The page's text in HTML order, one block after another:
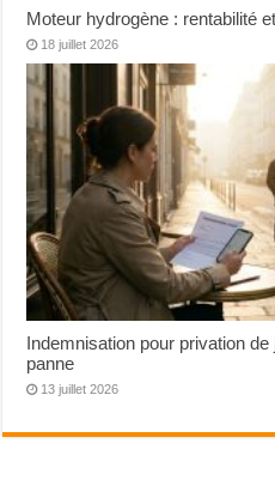
Moteur hydrogène : rentabilité
18 juillet 2026
Indemnisation pour privation
panne
13 juillet 2026